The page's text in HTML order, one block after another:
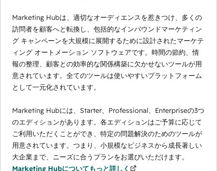
Marketing Hubは、適切なオーディエンスを惹きつけ、多くの
訪問者を顧客へと転換し、包括的なインバウンドマーケティン
グ キャンペーンを大規模に展開するために設計されたマーケテ
ィング オートメーション ソフトウェアです。時間の節約、情
報の整理、顧客との効率的な関係構築に欠かせないツールが用
意されています。全てのツールは使いやすいプラットフォーム
として一元化されています。
Marketing Hubには、Starter、Professional、Enterpriseの3つ
のエディションがあります。各エディションはご予算に応じて
ご利用いただくことができ、特定の問題解決のためのツールが
用意されています。つまり、小規模なビジネスから成長著しい
大企業まで、ニーズに合うプランをお選びいただけます。
Marketing Hubについてもっと詳しく